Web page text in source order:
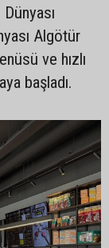
Algötür
ve hızlı
başladı.